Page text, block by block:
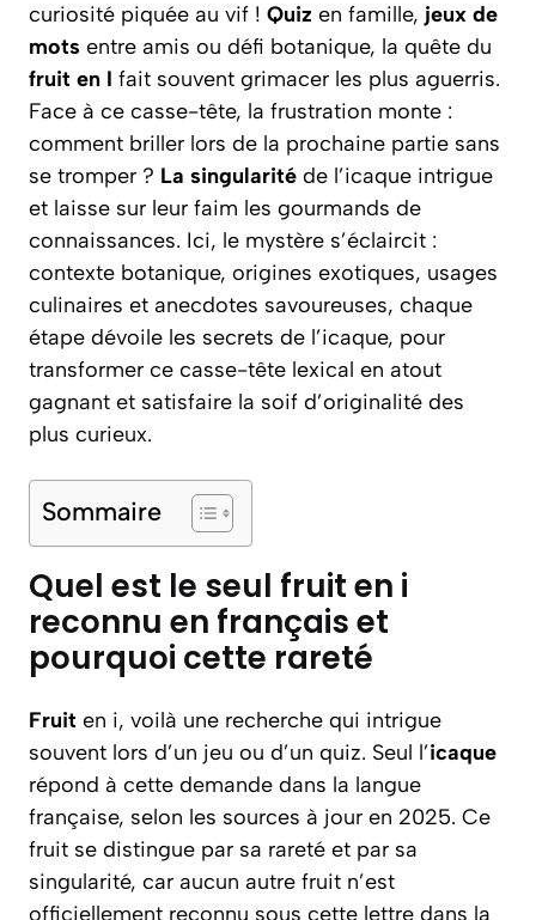
curiosité piquée au vif ! Quiz en famille, jeux de
mots entre amis ou défi botanique, la quête du
fruit en I fait souvent grimacer les plus aguerris.
Face à ce casse-tête, la frustration monte :
comment briller lors de la prochaine partie sans
se tromper ? La singularité de l’icaque intrigue
et laisse sur leur faim les gourmands de
connaissances. Ici, le mystère s’éclaircit :
contexte botanique, origines exotiques, usages
culinaires et anecdotes savoureuses, chaque
étape dévoile les secrets de l’icaque, pour
transformer ce casse-tête lexical en atout
gagnant et satisfaire la soif d’originalité des
plus curieux.
Sommaire
Quel est le seul fruit en i
reconnu en français et
pourquoi cette rareté
Fruit en i, voilà une recherche qui intrigue
souvent lors d’un jeu ou d’un quiz. Seul l’icaque
répond à cette demande dans la langue
française, selon les sources à jour en 2025. Ce
fruit se distingue par sa rareté et par sa
singularité, car aucun autre fruit n’est
officiellement reconnu sous cette lettre dans la